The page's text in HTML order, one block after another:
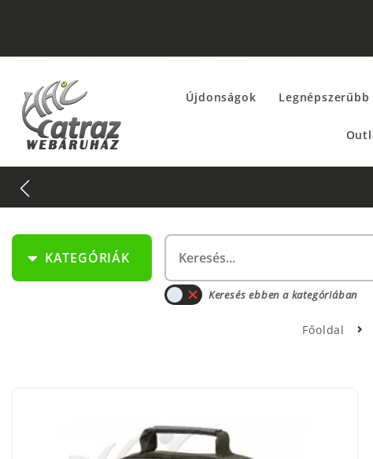
Újdonságok
KATEGÓRIÁK
Keresés ebben a kategóriában
Főoldal